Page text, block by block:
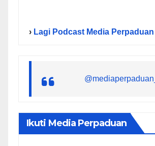
› Lagi Podcast Media Perpaduan
@mediaperpaduan_
Ikuti Media Perpaduan